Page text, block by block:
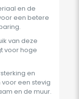
en de
een betere
van deze
voor hoge
en
een stevig
en de muur.